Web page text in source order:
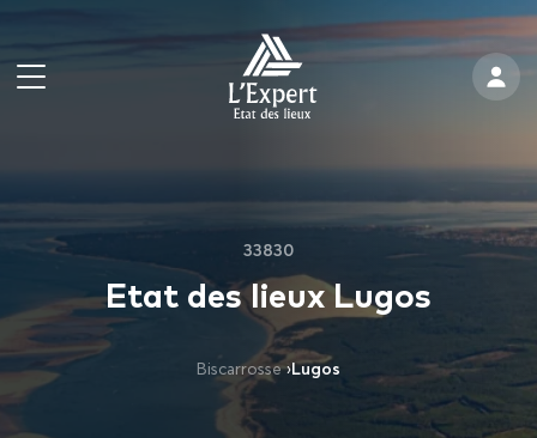
33830
Etat des lieux Lugos
Biscarrosse ›Lugos